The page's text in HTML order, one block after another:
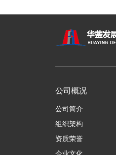
公司概况
公司简介
组织架构
资质荣誉
企业文化